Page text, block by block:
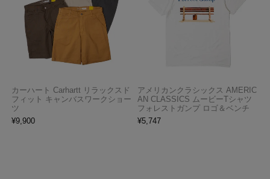
カーハート Carhartt リラックスド
フィット キャンバスワークショー
ツ
¥9,900
アメリカンクラシックス AMERIC
AN CLASSICS ムービーTシャツ
フォレストガンプ ロゴ＆ベンチ
¥5,747